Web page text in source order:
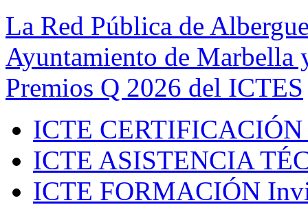
La Red Pública de
Ayuntamiento de Marbella
Premios Q 2026 del ICTES
ICTE CERTIFICACIÓN
ICTE ASISTENCIA
ICTE FORMACIÓN